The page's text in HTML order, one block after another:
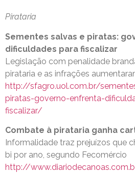
Pirataria
Sementes salvas e piratas:
dificuldades para fiscalizar
Legislação com penalidade
pirataria e as infrações
http://sfagro.uol.com.br/
piratas-governo-enfrenta-
fiscalizar/
Combate à pirataria ganha
Informalidade traz prejuízos que
bi por ano, segundo Fecomércio
http://